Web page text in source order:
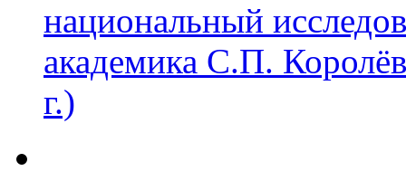
национальный
академика С.П.
г.)